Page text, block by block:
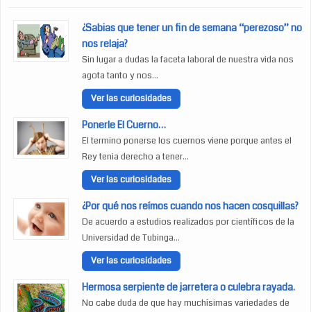
¿Sabias que tener un fin de semana “perezoso” no
nos relaja?
Sin lugar a dudas la faceta laboral de nuestra vida nos
agota tanto y nos...
Ver las curiosidades
Ponerle El Cuerno…
El termino ponerse los cuernos viene porque antes el
Rey tenia derecho a tener...
Ver las curiosidades
¿Por qué nos reímos cuando nos hacen cosquillas?
De acuerdo a estudios realizados por científicos de la
Universidad de Tubinga...
Ver las curiosidades
Hermosa serpiente de jarretera o culebra rayada.
No cabe duda de que hay muchísimas variedades de